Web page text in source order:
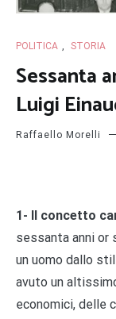
POLITICA , STORIA
Sessanta
Luigi
Raffaello Morelli
1- Il concetto
sessanta anni or
un uomo dallo
avuto un
economici, delle